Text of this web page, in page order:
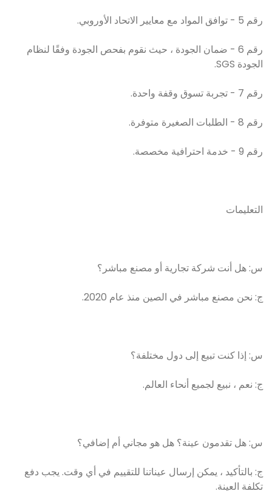
رقم 5 - توافق المواد مع معايير الاتحاد الأوروبي.
رقم 6 - ضمان الجودة ، حيث نقوم بفحص الجودة وفقًا لنظام
الجودة SGS.
رقم 7 - تجربة تسوق وقفة واحدة.
رقم 8 - الطلبات الصغيرة متوفرة.
رقم 9 - خدمة احترافية مخصصة.
التعليمات
س: هل أنت شركة تجارية أو مصنع مباشر؟
ج: نحن مصنع مباشر في الصين منذ عام 2020.
س: إذا كنت تبيع إلى دول مختلفة؟
ج: نعم ، نبيع لجميع أنحاء العالم.
س: هل تقدمون عينة؟ هل هو مجاني أم إضافي؟
ج: بالتأكيد ، يمكن إرسال عيناتنا للتقييم في أي وقت. يجب دفع
تكلفة العينة.